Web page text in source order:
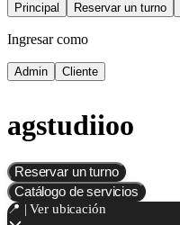
Principal Reservar un turno
Ingresar como
Admin Cliente
agstudiioo
Reservar un turno
Catálogo de servicios
📍 | Ver ubicación